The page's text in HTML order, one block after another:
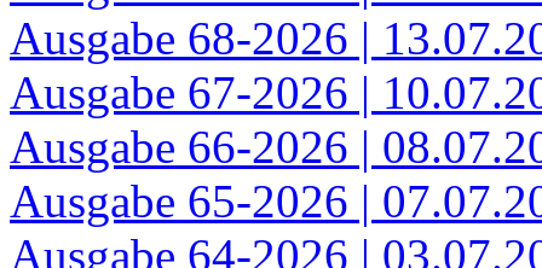
Ausgabe 68-2026 |
Ausgabe 67-2026 |
Ausgabe 66-2026 |
Ausgabe 65-2026 |
Ausgabe 64-2026 |